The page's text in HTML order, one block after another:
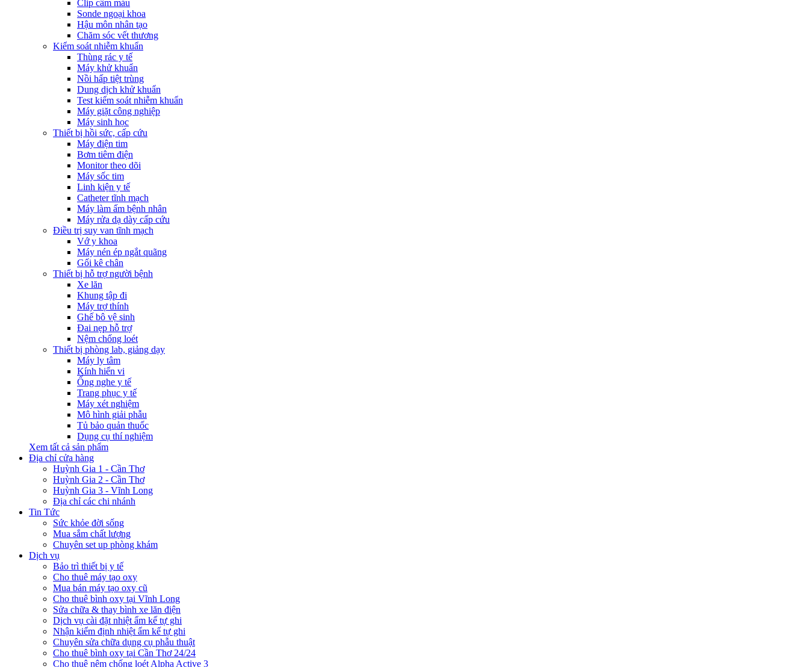
Clip cầm máu
Sonde ngoại khoa
Hậu môn nhân tạo
Chăm sóc vết thương
Kiểm soát nhiễm khuẩn
Thùng rác y tế
Máy khử khuẩn
Nồi hấp tiệt trùng
Dung dịch khử khuẩn
Test kiểm soát nhiễm khuẩn
Máy giặt công nghiệp
Máy sinh học
Thiết bị hồi sức, cấp cứu
Máy điện tim
Bơm tiêm điện
Monitor theo dõi
Máy sốc tim
Linh kiện y tế
Catheter tĩnh mạch
Máy làm ấm bệnh nhân
Máy rửa dạ dày cấp cứu
Điều trị suy van tĩnh mạch
Vớ y khoa
Máy nén ép ngắt quãng
Gối kê chân
Thiết bị hỗ trợ người bệnh
Xe lăn
Khung tập đi
Máy trợ thính
Ghế bô vệ sinh
Đai nẹp hỗ trợ
Nệm chống loét
Thiết bị phòng lab, giảng dạy
Máy ly tâm
Kính hiển vi
Ống nghe y tế
Trang phục y tế
Máy xét nghiệm
Mô hình giải phẫu
Tủ bảo quản thuốc
Dụng cụ thí nghiệm
Xem tất cả sản phẩm
Địa chỉ cửa hàng
Huỳnh Gia 1 - Cần Thơ
Huỳnh Gia 2 - Cần Thơ
Huỳnh Gia 3 - Vĩnh Long
Địa chỉ các chi nhánh
Tin Tức
Sức khỏe đời sống
Mua sắm chất lượng
Chuyên set up phòng khám
Dịch vụ
Bảo trì thiết bị y tế
Cho thuê máy tạo oxy
Mua bán máy tạo oxy cũ
Cho thuê bình oxy tại Vĩnh Long
Sửa chữa & thay bình xe lăn điện
Dịch vụ cài đặt nhiệt ẩm kế tự ghi
Nhận kiểm định nhiệt ẩm kế tự ghi
Chuyên sửa chữa dụng cụ phẫu thuật
Cho thuê bình oxy tại Cần Thơ 24/24
Cho thuê nệm chống loét Alpha Active 3